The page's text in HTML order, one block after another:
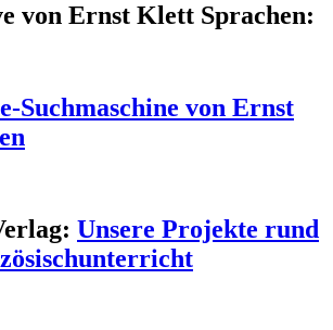
von Ernst Klett Sprachen:
Suchmaschine von Ernst
Unsere Projekte rund